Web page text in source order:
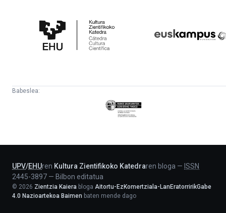
Zientifikoko
Katedra
Babeslea:
Eusko
Jaurlaritza
UPV/EHUren Kultura Zientifikoko Katedraren bloga — ISSN
2445-3897 — Bilbon editatua
© 2026 Zientzia Kaiera bloga Aitortu-EzKomertziala-LanEratorririkGabe
4.0 Nazioartekoa Baimen baten mende dago